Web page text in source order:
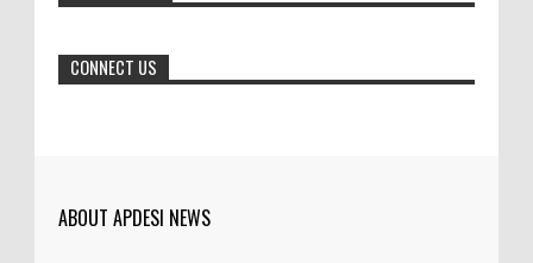
Peruntukan
0 5-10-2026
Anonymous
7-3-2020
Anonymous
CONNECT US
ABOUT APDESI NEWS